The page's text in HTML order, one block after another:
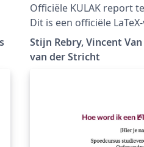
Officiële KULAK report
Dit is een officiële
Leuven huisstijl:
https://
Stijn Rebry, Vincent
van der Stricht